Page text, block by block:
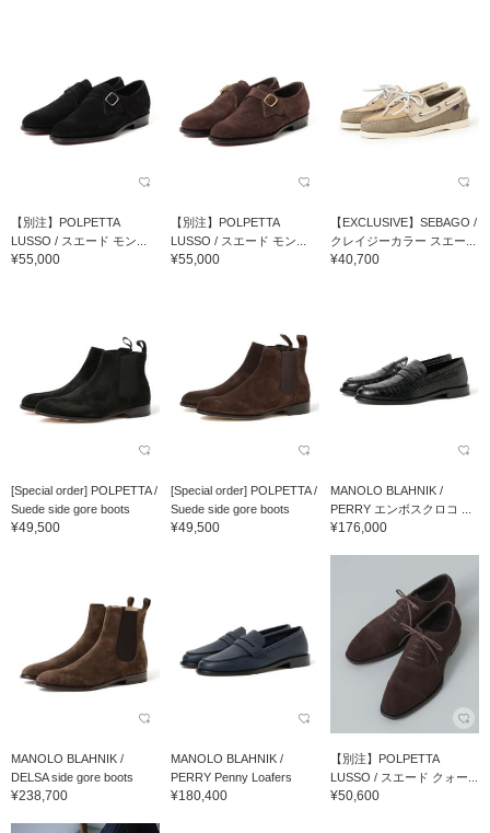
【別注】POLPETTA
LUSSO / スエード モン...
¥55,000
【別注】POLPETTA
LUSSO / スエード モン...
¥55,000
【EXCLUSIVE】SEBAGO /
クレイジーカラー スエー...
¥40,700
[Special order] POLPETTA /
Suede side gore boots
¥49,500
[Special order] POLPETTA /
Suede side gore boots
¥49,500
MANOLO BLAHNIK /
PERRY エンボスクロコ ...
¥176,000
MANOLO BLAHNIK /
DELSA side gore boots
¥238,700
MANOLO BLAHNIK /
PERRY Penny Loafers
¥180,400
【別注】POLPETTA
LUSSO / スエード クォー...
¥50,600